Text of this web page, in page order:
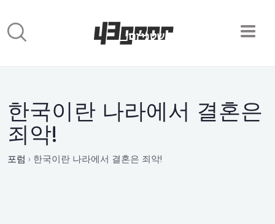
한국이란 나라에서 결혼은
죄악!
포럼 › 한국이란 나라에서 결혼은 죄악!